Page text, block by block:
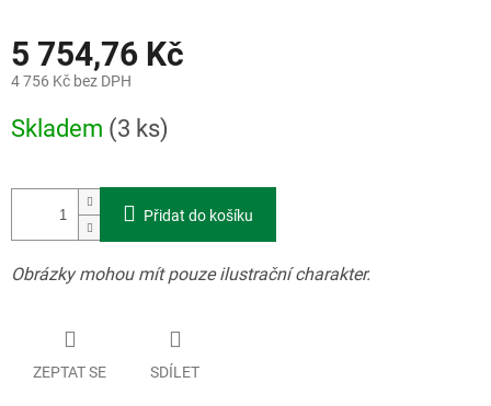
5 754,76 Kč
4 756 Kč bez DPH
cena:
Skladem (3 ks)
Přidat do košíku
Obrázky mohou mít pouze ilustrační charakter.
ZEPTAT SE SDÍLET